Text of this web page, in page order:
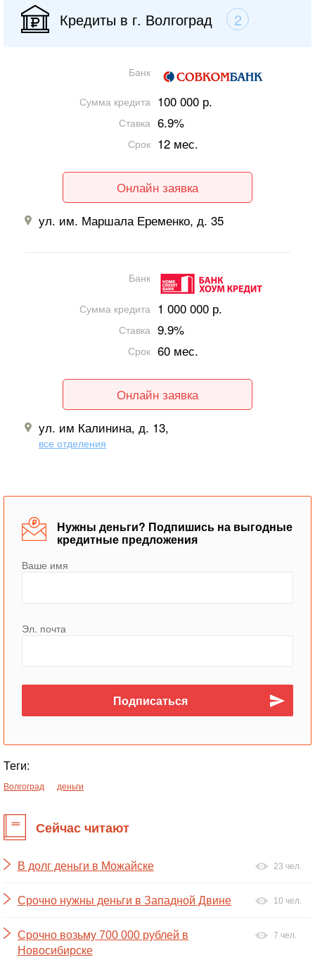
Кредиты в г. Волгоград 2
Банк
Сумма кредита 100 000 р.
Ставка 6.9%
Срок 12 мес.
Онлайн заявка
ул. им. Маршала Еременко, д. 35
Банк
Сумма кредита 1 000 000 р.
Ставка 9.9%
Срок 60 мес.
Онлайн заявка
ул. им Калинина, д. 13,
все отделения
Нужны деньги? Подпишись на выгодные
кредитные предложения
Ваше имя
Эл. почта
Теги:
Волгоград деньги
Сейчас читают
В долг деньги в Можайске 23 чел.
Срочно нужны деньги в Западной Двине 10 чел.
Срочно возьму 700 000 рублей в
Новосибирске
7 чел.